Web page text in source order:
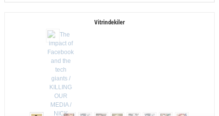
Vitrindekiler